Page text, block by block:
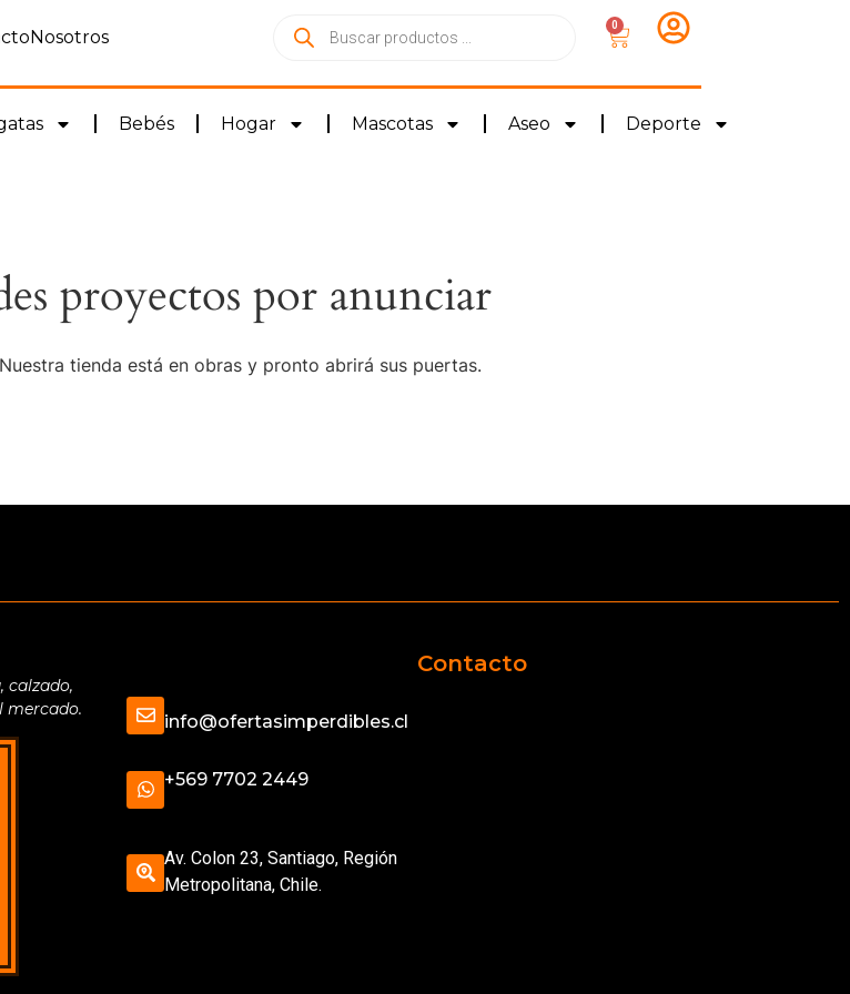
Nosotros
0
Bebés Hogar Mascotas Aseo Deporte
proyectos por anunciar
tienda está en obras y pronto abrirá sus puertas.
calzado,
mercado.
Contacto
info@ofertasimperdibles.cl
+569 7702 2449
Av. Colon 23, Santiago, Región
Metropolitana, Chile.